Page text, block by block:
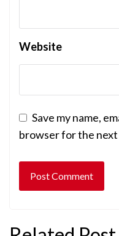
Website
Save my name,
browser for the